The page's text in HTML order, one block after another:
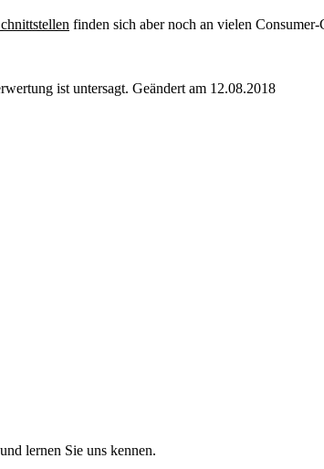
finden sich aber noch an vielen Consumer-
ist untersagt. Geändert am 12.08.2018
lernen Sie uns kennen.